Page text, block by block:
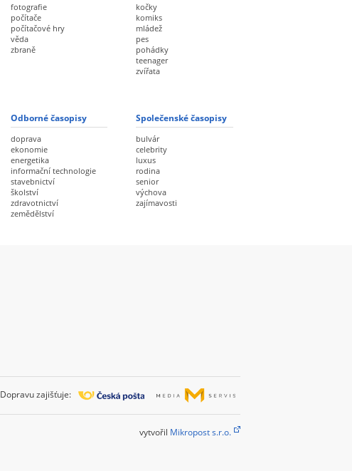
fotografie
počítače
počítačové hry
věda
zbraně
kočky
komiks
mládež
pes
pohádky
teenager
zvířata
Odborné časopisy
doprava
ekonomie
energetika
informační technologie
stavebnictví
školství
zdravotnictví
zemědělství
Společenské časopisy
bulvár
celebrity
luxus
rodina
senior
výchova
zajímavosti
Dopravu zajišťuje:
vytvořil Mikropost s.r.o.